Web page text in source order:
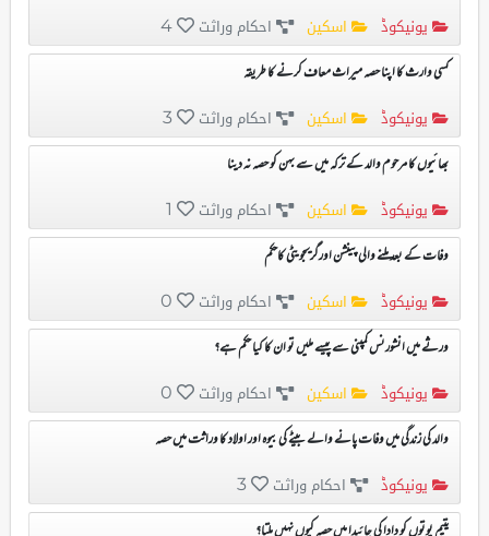
یونیکوڈ اسکین احکام وراثت 4
کسی وارث کا اپنا حصہ میراث معاف کرنے کا طریقہ
یونیکوڈ اسکین احکام وراثت 3
بھائیوں کا مرحوم والد کے ترکہ میں سے بہن کو حصہ نہ دینا
یونیکوڈ اسکین احکام وراثت 1
وفات کے بعد ملنے والی پینشن اورگریجویٹی کاحکم
یونیکوڈ اسکین احکام وراثت 0
ورثے میں انشورنس کمپنی سے پیسے ملیں تو ان کا کیا حکم ہے؟
یونیکوڈ اسکین احکام وراثت 0
والد کی زندگی میں وفات پانے والے بیٹے کی بیوہ اور اولاد کا وراثت میں حصہ
یونیکوڈ احکام وراثت 3